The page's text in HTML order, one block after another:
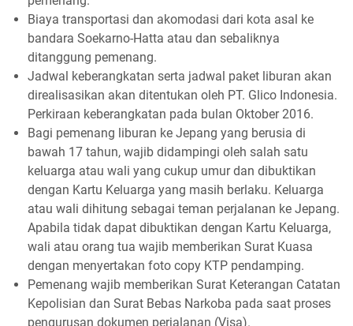
Biaya transportasi dan akomodasi dari kota asal ke
bandara Soekarno-Hatta atau dan sebaliknya
ditanggung pemenang.
Jadwal keberangkatan serta jadwal paket liburan akan
direalisasikan akan ditentukan oleh PT. Glico Indonesia.
Perkiraan keberangkatan pada bulan Oktober 2016.
Bagi pemenang liburan ke Jepang yang berusia di
bawah 17 tahun, wajib didampingi oleh salah satu
keluarga atau wali yang cukup umur dan dibuktikan
dengan Kartu Keluarga yang masih berlaku. Keluarga
atau wali dihitung sebagai teman perjalanan ke Jepang.
Apabila tidak dapat dibuktikan dengan Kartu Keluarga,
wali atau orang tua wajib memberikan Surat Kuasa
dengan menyertakan foto copy KTP pendamping.
Pemenang wajib memberikan Surat Keterangan Catatan
Kepolisian dan Surat Bebas Narkoba pada saat proses
pengurusan dokumen perjalanan (Visa).